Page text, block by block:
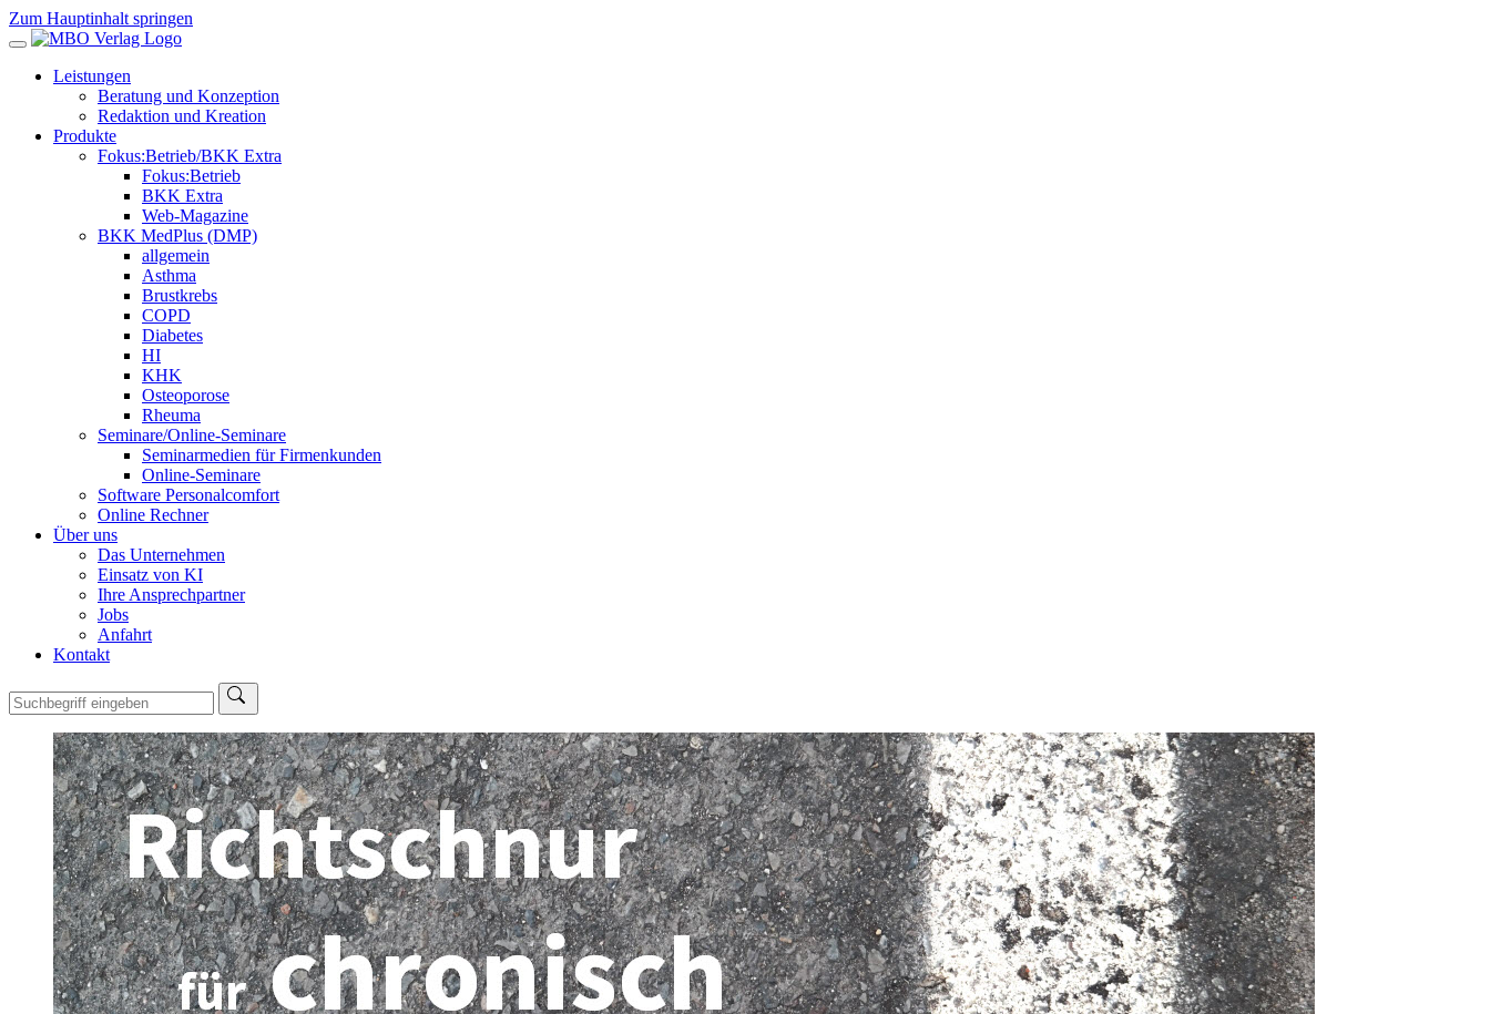
Zum Hauptinhalt springen
Leistungen
Beratung und Konzeption
Redaktion und Kreation
Produkte
Fokus:Betrieb/BKK Extra
Fokus:Betrieb
BKK Extra
Web-Magazine
BKK MedPlus (DMP)
allgemein
Asthma
Brustkrebs
COPD
Diabetes
HI
KHK
Osteoporose
Rheuma
Seminare/Online-Seminare
Seminarmedien für Firmenkunden
Online-Seminare
Software Personalcomfort
Online Rechner
Über uns
Das Unternehmen
Einsatz von KI
Ihre Ansprechpartner
Jobs
Anfahrt
Kontakt